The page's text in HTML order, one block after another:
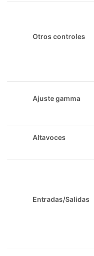
Otros controles
Ajuste gamma
Altavoces
Entradas/Salidas